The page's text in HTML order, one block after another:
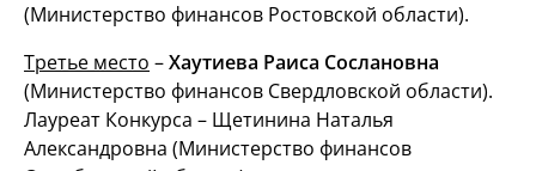
(Министерство финансов Ростовской области).
Третье место –Хаутиева Раиса Сослановна
(Министерство финансов Свердловской области).
Лауреат Конкурса – Щетинина Наталья
Александровна (Министерство финансов